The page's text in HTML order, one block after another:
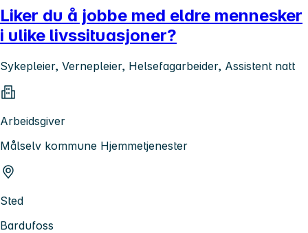
Liker du å jobbe med eldre mennesker
i ulike livssituasjoner?
Sykepleier, Vernepleier, Helsefagarbeider, Assistent natt
Arbeidsgiver
Målselv kommune Hjemmetjenester
Sted
Bardufoss